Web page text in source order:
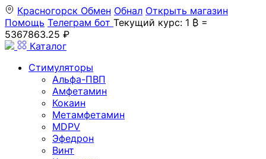
Красногорск Обмен Обнал Открыть магазин
Помощь Телеграм бот Текущий курс: 1 ₿ =
5367863.25 ₽
Каталог
Стимуляторы
Альфа-ПВП
Амфетамин
Кокаин
Метамфетамин
MDPV
Эфедрон
Винт